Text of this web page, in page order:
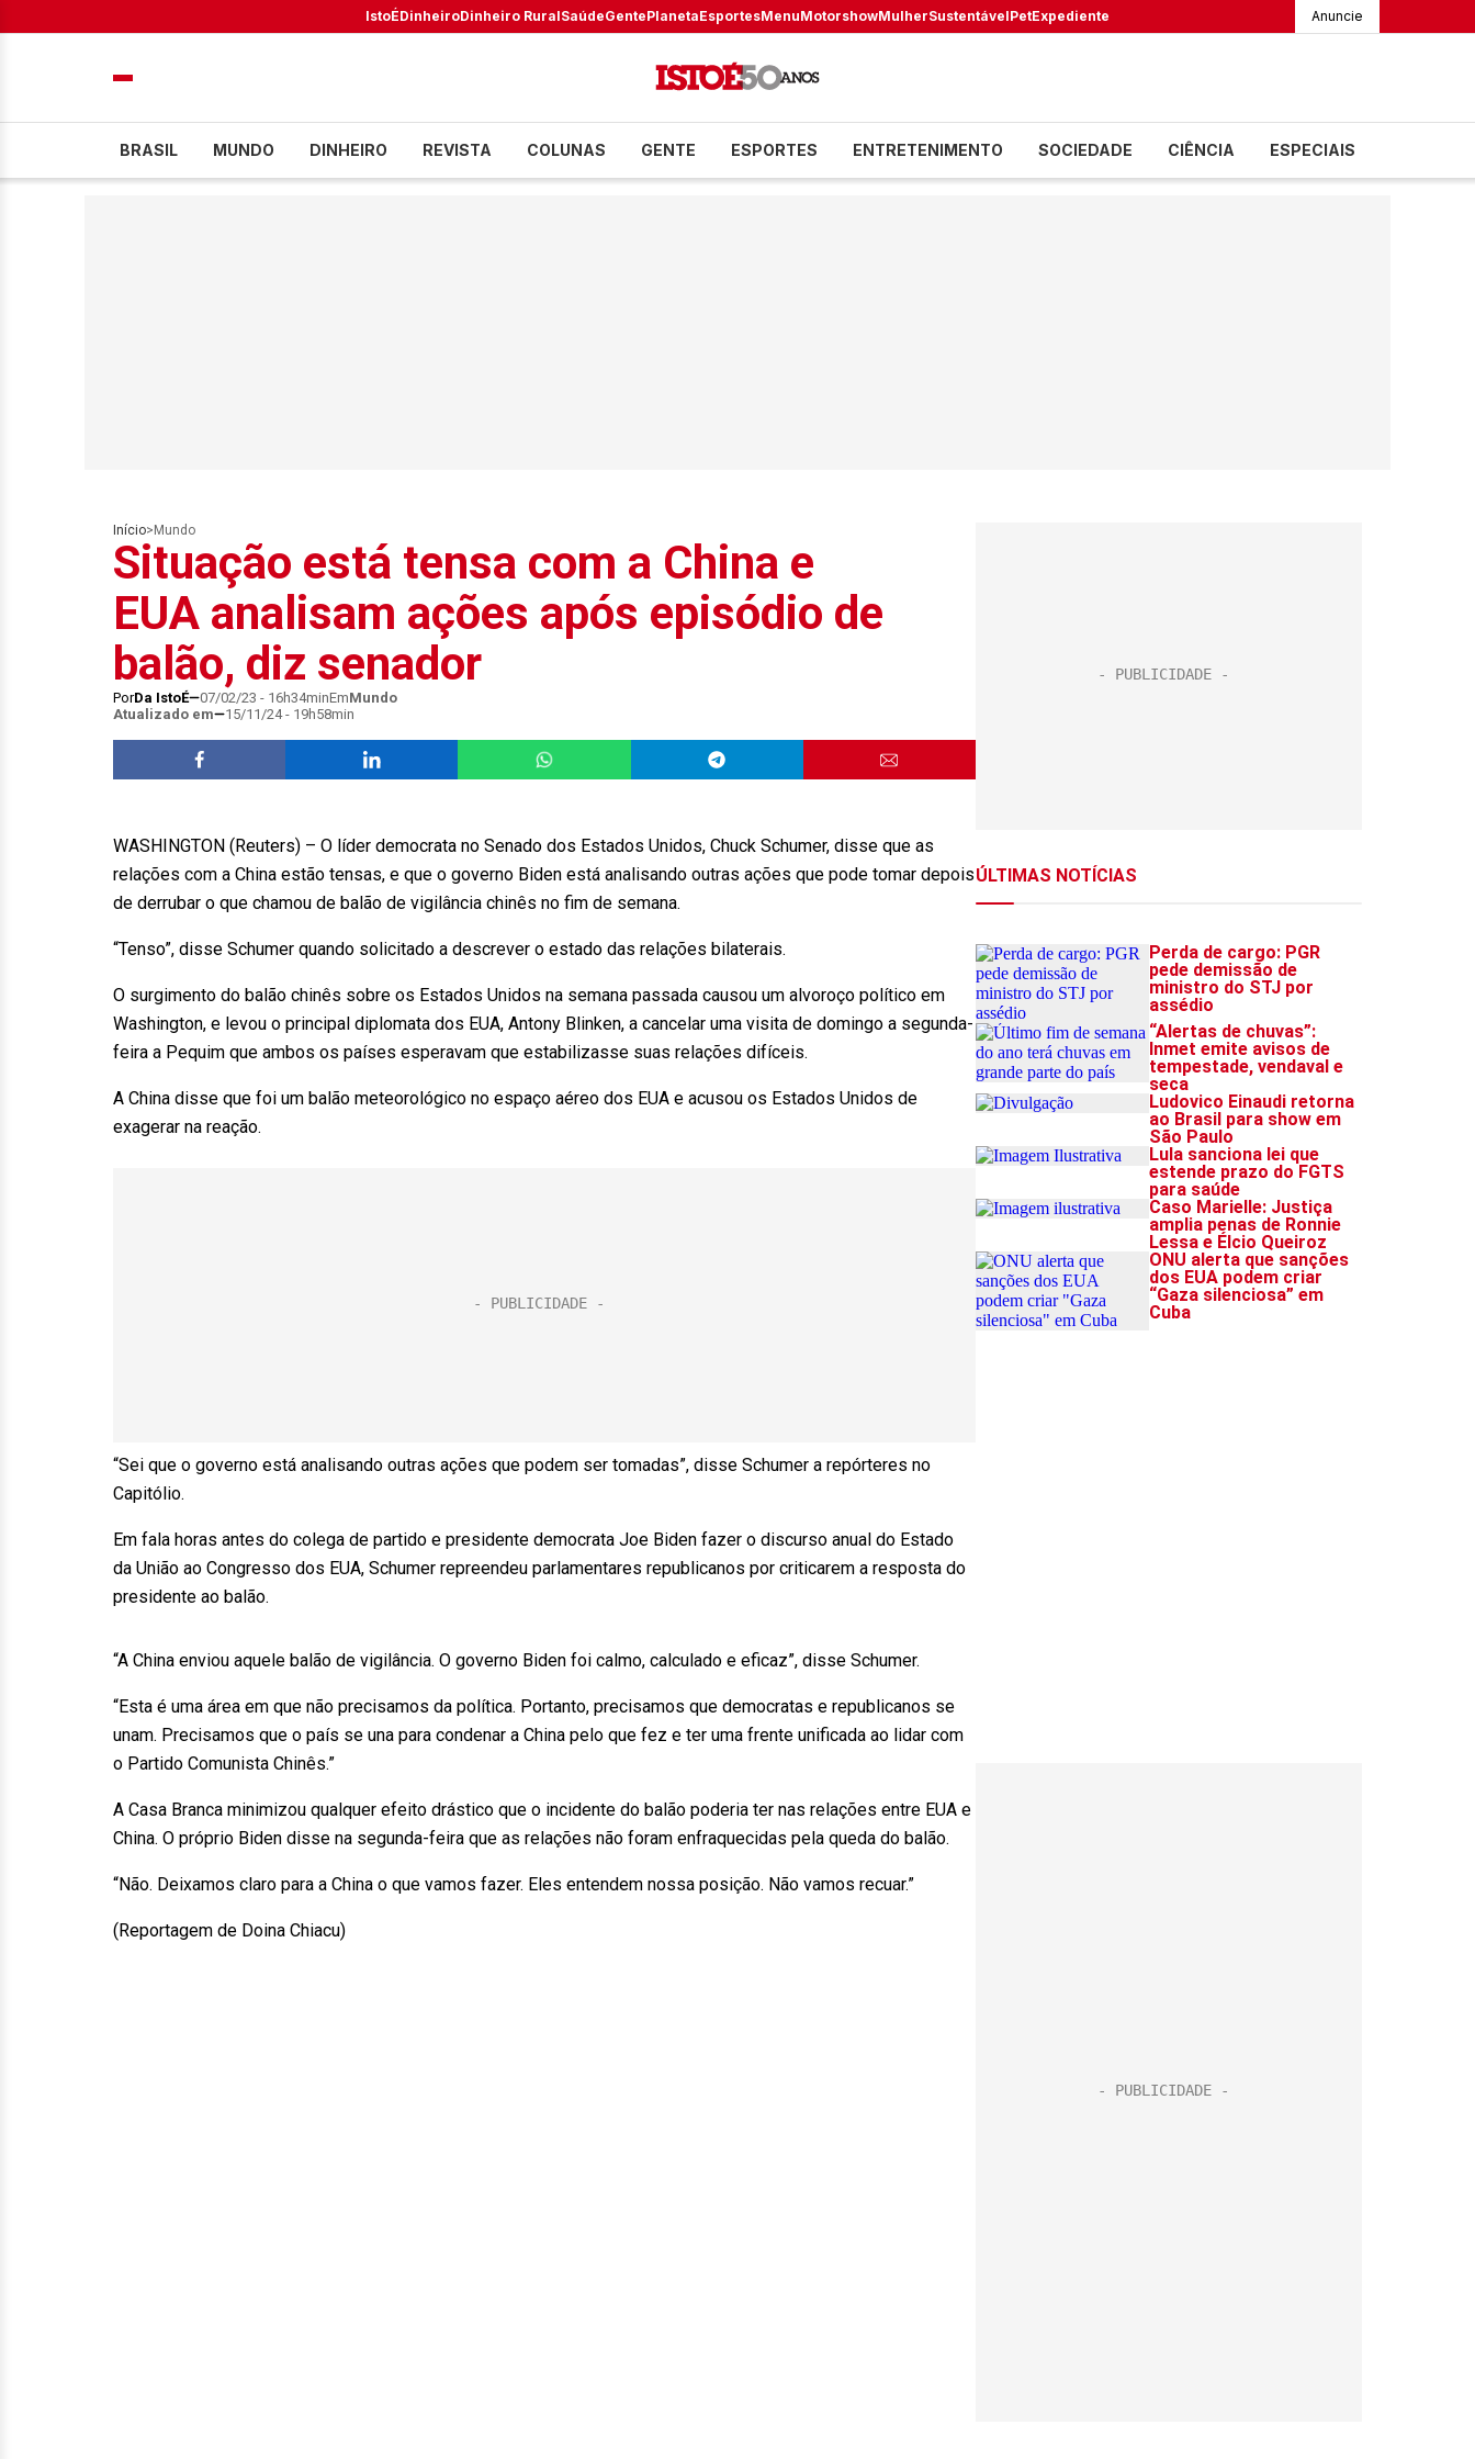
IstoÉDinheiroDinheiro RuralSaúdeGentePlanetaEsportesMenuMotorshowMulherSustentávelPetExpediente Anuncie
BRASIL MUNDO DINHEIRO REVISTA COLUNAS GENTE ESPORTES ENTRETENIMENTO SOCIEDADE CIÊNCIA ESPECIAIS
Início> Mundo
Situação está tensa com a China e
EUA analisam ações após episódio de
balão, diz senador
PorDa IstoÉ 07/02/23 - 16h34minEmMundo
Atualizado em
15/11/24 - 19h58min
WASHINGTON (Reuters) – O líder democrata no Senado dos Estados Unidos, Chuck Schumer, disse que as
relações com a China estão tensas, e que o governo Biden está analisando outras ações que pode tomar depois
de derrubar o que chamou de balão de vigilância chinês no fim de semana.
“Tenso”, disse Schumer quando solicitado a descrever o estado das relações bilaterais.
O surgimento do balão chinês sobre os Estados Unidos na semana passada causou um alvoroço político em
Washington, e levou o principal diplomata dos EUA, Antony Blinken, a cancelar uma visita de domingo a segunda-
feira a Pequim que ambos os países esperavam que estabilizasse suas relações difíceis.
A China disse que foi um balão meteorológico no espaço aéreo dos EUA e acusou os Estados Unidos de
exagerar na reação.
“Sei que o governo está analisando outras ações que podem ser tomadas”, disse Schumer a repórteres no
Capitólio.
Em fala horas antes do colega de partido e presidente democrata Joe Biden fazer o discurso anual do Estado
da União ao Congresso dos EUA, Schumer repreendeu parlamentares republicanos por criticarem a resposta do
presidente ao balão.
“A China enviou aquele balão de vigilância. O governo Biden foi calmo, calculado e eficaz”, disse Schumer.
“Esta é uma área em que não precisamos da política. Portanto, precisamos que democratas e republicanos se
unam. Precisamos que o país se una para condenar a China pelo que fez e ter uma frente unificada ao lidar com
o Partido Comunista Chinês.”
A Casa Branca minimizou qualquer efeito drástico que o incidente do balão poderia ter nas relações entre EUA e
China. O próprio Biden disse na segunda-feira que as relações não foram enfraquecidas pela queda do balão.
“Não. Deixamos claro para a China o que vamos fazer. Eles entendem nossa posição. Não vamos recuar.”
(Reportagem de Doina Chiacu)